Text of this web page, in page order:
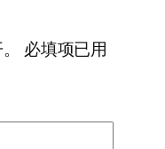
必填项已用